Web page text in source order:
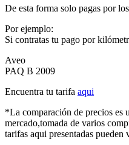
De esta forma solo pagas por
Por ejemplo:
Si contratas tu pago por
Aveo
PAQ B 2009
Encuentra tu tarifa aqui
*La comparación de precios es
mercado,tomada de varios
tarifas aqui presentadas pueden